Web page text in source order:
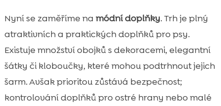
Nyní se zaměříme na módní doplňky. Trh je plný
atraktivních a praktických doplňků pro psy.
Existuje množství obojků s dekoracemi, elegantní
šátky či kloboučky, které mohou podtrhnout jejich
šarm. Avšak prioritou zůstává bezpečnost;
kontrolování doplňků pro ostré hrany nebo malé